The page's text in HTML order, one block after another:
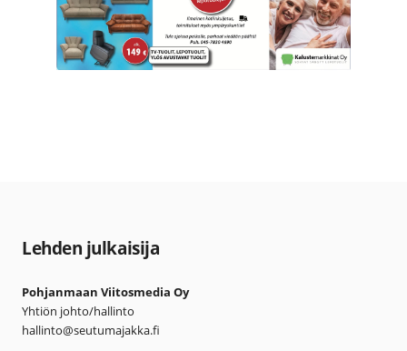
Lehden julkaisija
Pohjanmaan Viitosmedia Oy
Yhtiön johto/hallinto
hallinto@seutumajakka.fi